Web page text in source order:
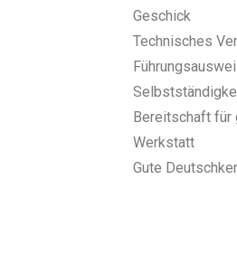
Geschick
Technisches
Bereitschaft für
Werkstatt
Gute